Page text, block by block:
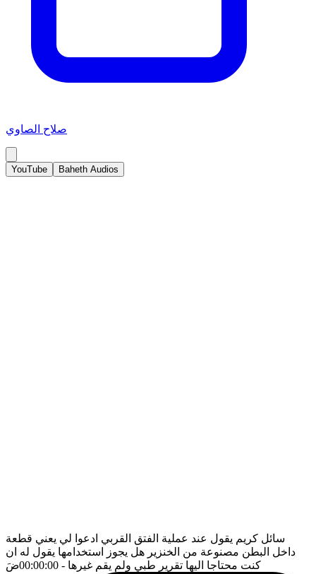
صلاح الصاوي
YouTube Baheth Audios
سائل كريم يقول عند عملية الفتق القربي ادعوا لي يعني قطعة
داخل البطن مصنوعة من الخنزير هل يجوز استخدامها يقول له ان
كنت محتاجا اليها تقرير طبي ولم يقم غيرها - 00:00:00 ضَ